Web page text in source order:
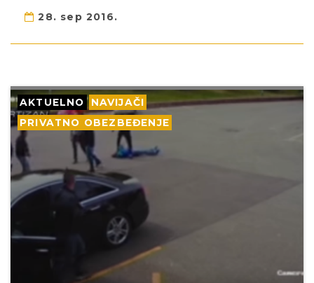
28. sep 2016.
AKTUELNO
NAVIJAČI
PRIVATNO OBEZBEĐENJE